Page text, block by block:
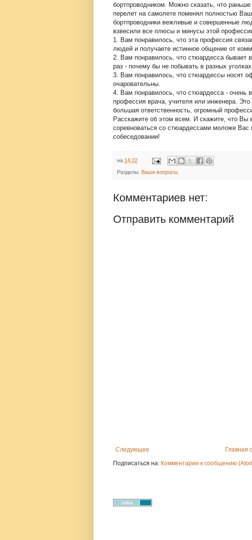
бортпроводником. Можно сказать, что
перелет на самолете поменял полностью
бортпроводники вежливые и совершенные
взвесили все плюсы и минусы этой
1. Вам понравилось, что эта профессия
людей и получаете истинное общение от
2. Вам понравилось, что стюардесса бывает
раз - почему бы не побывать в разных
3. Вам понравилось, что стюардессы носят
очаровательны.
4. Вам понравилось, что стюардесса - очень
профессия врача, учителя или инженера.
большая ответственность, огромный
Расскажите об этом всем. И скажите, что Вы
соревноваться со стюардессами моложе
собеседовании!
на 14:22
Разделы: Ваши вопросы
Комментариев нет:
Отправить комментарий
Следующее
Главная
Подписаться на: Комментарии к сообщению